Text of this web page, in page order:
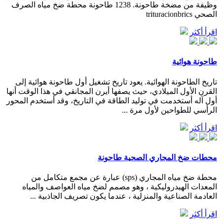
وظيفة من مضخة طاحونة. 1238 طاحونة محطة ضخ مياه الصرف
الصحي trituracionbrics
اقرأ أكثر
طاحونة هوائية
تاريخ الطاحونة الهوائية. يعود تاريخ تشغيل أول طاحونة هوائية إلى
القرن الأول الميلادي، حيث يصفها أيرن المجانقي في هذا الوقت أنها
أول آله أستخدمت في توليد الطاقة في التاريخ، وقد أستخدم المحور
الرأسي للطواحين لأول مرة ...
اقرأ أكثر
محطات ضخ المجاري الصحية طاحونة
محطة ضخ مياه المجاري (sps) عبارة عن مجمع متكامل من
المعدات الهيدروليكية ، وهو مصمم لضخ مياه العواصف والمياه
العادمة الصناعية والمنزلية ، عندما يكون تصريف الجاذبية ...
اقرأ أكثر